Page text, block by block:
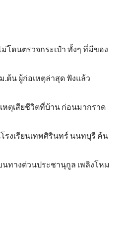
โดนตรวจกระเป๋า ทั้งๆ ที่มีของ
.ต้น ผู้ก่อเหตุล่าสุด ฟังแล้ว
หตุเสียชีวิตที่บ้าน ก่อนมากราด
รงเรียนเทพศิรินทร์ นนทบุรี ค้น
นทางด่วนประชานุกูล เพลิงโหม